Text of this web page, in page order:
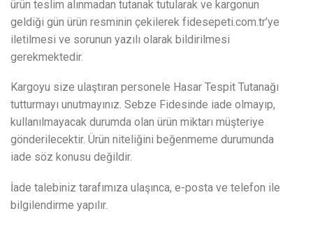
ürün teslim alınmadan tutanak tutularak ve kargonun
geldiği gün ürün resminin çekilerek fidesepeti.com.tr’ye
iletilmesi ve sorunun yazılı olarak bildirilmesi
gerekmektedir.
Kargoyu size ulaştıran personele Hasar Tespit Tutanağı
tutturmayı unutmayınız. Sebze Fidesinde iade olmayıp,
kullanılmayacak durumda olan ürün miktarı müşteriye
gönderilecektir. Ürün niteliğini beğenmeme durumunda
iade söz konusu değildir.
İade talebiniz tarafımıza ulaşınca, e-posta ve telefon ile
bilgilendirme yapılır.